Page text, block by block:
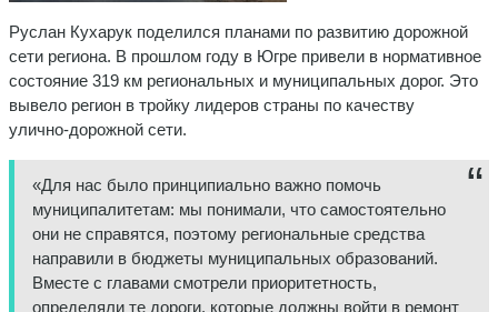
Руслан Кухарук поделился планами по развитию дорожной
сети региона. В прошлом году в Югре привели в нормативное
состояние 319 км региональных и муниципальных дорог. Это
вывело регион в тройку лидеров страны по качеству
улично‑дорожной сети.
«Для нас было принципиально важно помочь
муниципалитетам: мы понимали, что самостоятельно
они не справятся, поэтому региональные средства
направили в бюджеты муниципальных образований.
Вместе с главами смотрели приоритетность,
определяли те дороги, которые должны войти в ремонт